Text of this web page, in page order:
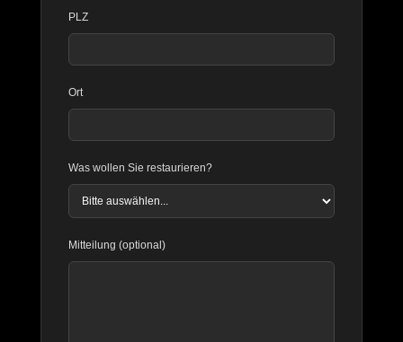
PLZ
Ort
Was wollen Sie restaurieren?
Mitteilung (optional)